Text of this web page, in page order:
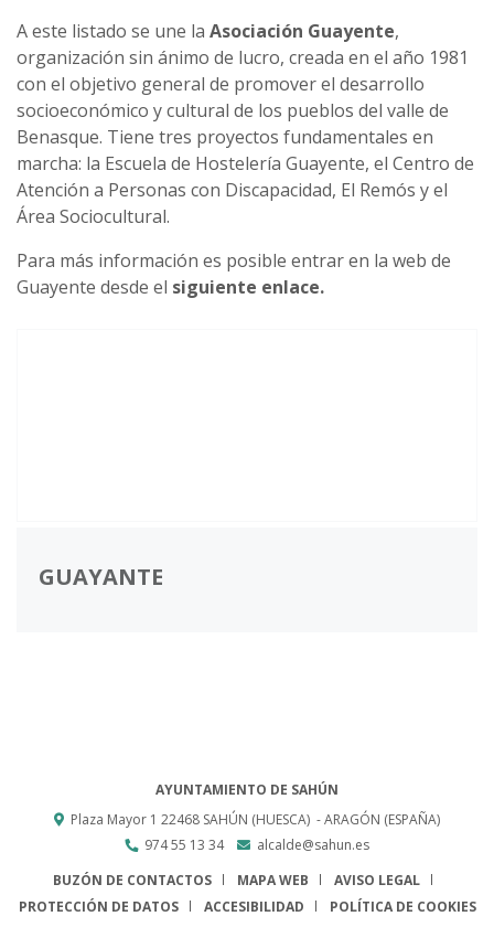
A este listado se une la Asociación Guayente,
organización sin ánimo de lucro, creada en el año 1981
con el objetivo general de promover el desarrollo
socioeconómico y cultural de los pueblos del valle de
Benasque. Tiene tres proyectos fundamentales en
marcha: la Escuela de Hostelería Guayente, el Centro de
Atención a Personas con Discapacidad, El Remós y el
Área Sociocultural.
Para más información es posible entrar en la web de
Guayente desde el siguiente enlace.
GUAYANTE
AYUNTAMIENTO DE SAHÚN
Plaza Mayor 1 22468 SAHÚN (HUESCA) - ARAGÓN (ESPAÑA)
974 55 13 34
alcalde@sahun.es
BUZÓN DE CONTACTOS
MAPA WEB
AVISO LEGAL
PROTECCIÓN DE DATOS
ACCESIBILIDAD POLÍTICA DE COOKIES